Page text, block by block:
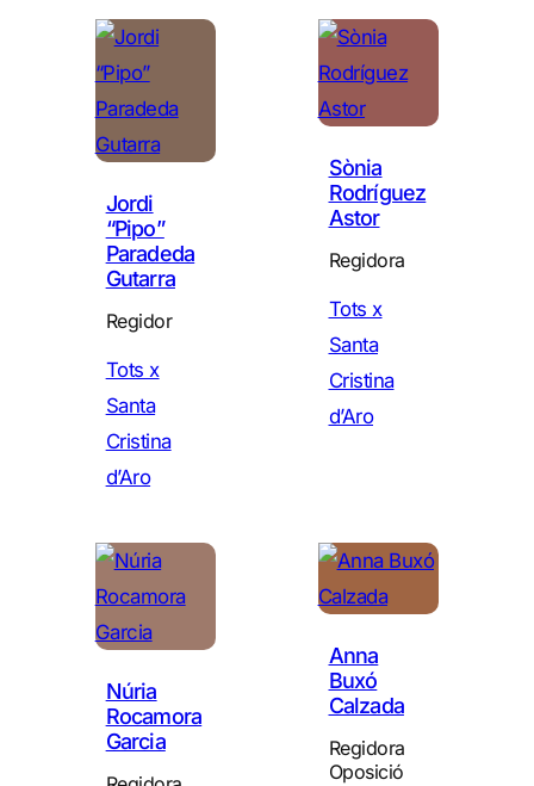
Jordi
“Pipo”
Paradeda
Gutarra
Regidor
Tots x
Santa
Cristina
d’Aro
Sònia
Rodríguez
Astor
Regidora
Tots x
Santa
Cristina
d’Aro
Núria
Rocamora
Garcia
Anna
Buxó
Calzada
Regidora
Oposició